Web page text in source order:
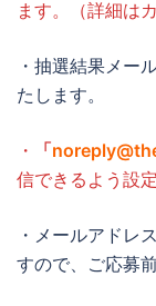
ます。（詳細は
・抽選結果メー
たします。
・ 「
信できるよう設
・メールアドレ
すので、ご応募